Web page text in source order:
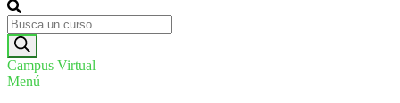
Formacion Evolution
Cursos de formación continua
Campus Virtual
Menú